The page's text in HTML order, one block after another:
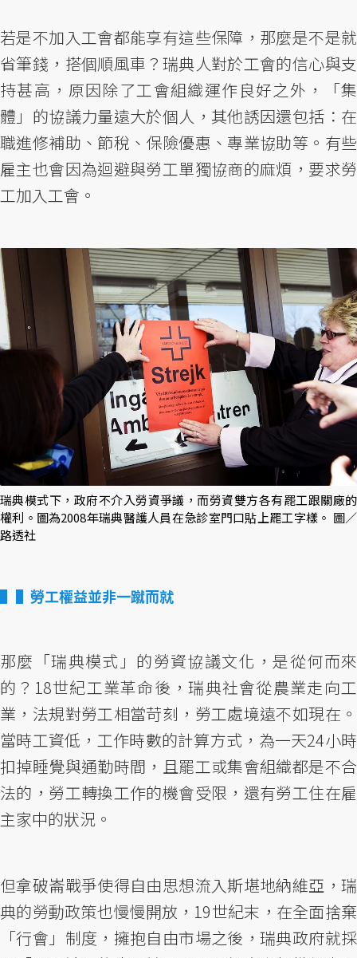
若是不加入工會都能享有這些保障，那麼是不是就
省筆錢，搭個順風車？瑞典人對於工會的信心與支
持甚高，原因除了工會組織運作良好之外，「集
體」的協議力量遠大於個人，其他誘因還包括：在
職進修補助、節稅、保險優惠、專業協助等。有些
雇主也會因為迴避與勞工單獨協商的麻煩，要求勞
工加入工會。
瑞典模式下，政府不介入勞資爭議，而勞資雙方各有罷工跟關廠的
權利。圖為2008年瑞典醫護人員在急診室門口貼上罷工字樣。 圖／
路透社
▌勞工權益並非一蹴而就
那麼「瑞典模式」的勞資協議文化，是從何而來
的？18世紀工業革命後，瑞典社會從農業走向工
業，法規對勞工相當苛刻，勞工處境遠不如現在。
當時工資低，工作時數的計算方式，為一天24小時
扣掉睡覺與通勤時間，且罷工或集會組織都是不合
法的，勞工轉換工作的機會受限，還有勞工住在雇
主家中的狀況。
但拿破崙戰爭使得自由思想流入斯堪地納維亞，瑞
典的勞動政策也慢慢開放，19世紀末，在全面捨棄
「行會」制度，擁抱自由市場之後，瑞典政府就採